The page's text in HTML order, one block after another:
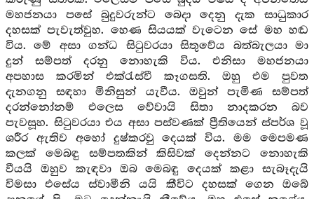
මහජනයා පසේ බුදුවරුන්ට බෙදා දෙනු දැක සාධුකාර
දහසක් පැවැත්වුහ. හෙණ සියයක් වැටෙන සේ මහ හඬ
විය. මේ අසා ගන්ධ සිටුවරයා සිතුවේය බත්බැලයා මා
දුන් සම්පත් දරනු නොහැකි විය. එනිසා මහජනයා
අපහාස කරමින් එක්රැස්වී කෑගසති. ඔහු එම පුවත
දැනගනු සඳහා මිනිසුන් යැවීය. ඔවුන් පැමිණ සම්පත්
දරන්නෝනම් එලෙස වේවායි සිතා නාදකරන බව
පැවසූහ. සිටුවරයා එය අසා පස්වණක් ප්‍රීතියෙන් ස්පර්ශ වූ
ශරීර ඇතිව අහෝ දුෂ්කරවු දෙයක් විය. මම මෙපමණ
කලක් මෙබඳු සම්පතකින් කිසිවක් දෙන්නට නොහැකි
වීයයි ඔහුව කැඳවා ඔබ මෙබඳු දෙයක් කළා සැබෑදැයි
විමසා එසේය ස්වාමීනි යයි කීවිට දහසක් ගෙන ඔබේ